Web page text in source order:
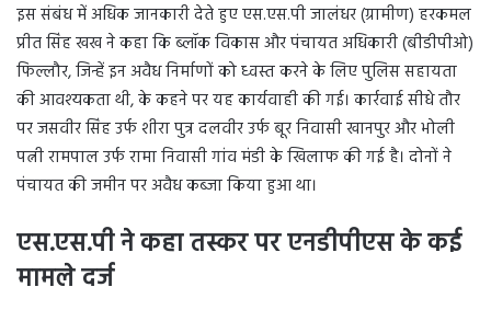
इस संबंध में अधिक जानकारी देते हुए एस.एस.पी जालंधर (ग्रामीण) हरकमल
प्रीत सिंह खख ने कहा कि ब्लॉक विकास और पंचायत अधिकारी (बीडीपीओ)
फिल्लौर, जिन्हें इन अवैध निर्माणों को ध्वस्त करने के लिए पुलिस सहायता
की आवश्यकता थी, के कहने पर यह कार्यवाही की गई। कार्रवाई सीधे तौर
पर जसवीर सिंह उर्फ शीरा पुत्र दलवीर उर्फ बूर निवासी खानपुर और भोली
पत्नी रामपाल उर्फ रामा निवासी गांव मंडी के खिलाफ की गई है। दोनों ने
पंचायत की जमीन पर अवैध कब्जा किया हुआ था।
एस.एस.पी ने कहा तस्कर पर एनडीपीएस के कई
मामले दर्ज